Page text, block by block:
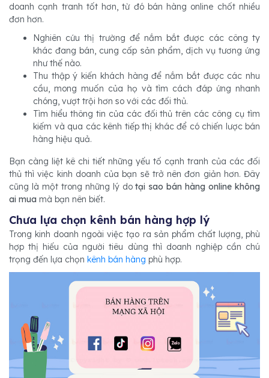
doanh cạnh tranh tốt hơn, từ đó bán hàng online chốt nhiều
đơn hơn.
Nghiên cứu thị trường để nắm bắt được các công ty
khác đang bán, cung cấp sản phẩm, dịch vụ tương ứng
như thế nào.
Thu thập ý kiến khách hàng để nắm bắt được các nhu
cầu, mong muốn của họ và tìm cách đáp ứng nhanh
chóng, vượt trội hơn so với các đối thủ.
Tìm hiểu thông tin của các đối thủ trên các công cụ tìm
kiếm và qua các kênh tiếp thị khác để có chiến lược bán
hàng hiệu quả.
Bạn càng liệt kê chi tiết những yếu tố cạnh tranh của các đối
thủ thì việc kinh doanh của bạn sẽ trở nên đơn giản hơn. Đây
cũng là một trong những lý dotại sao bán hàng online không
ai mua mà bạn nên biết.
Chưa lựa chọn kênh bán hàng hợp lý
Trong kinh doanh ngoài việc tạo ra sản phẩm chất lượng, phù
hợp thị hiếu của người tiêu dùng thì doanh nghiệp cần chú
trọng đến lựa chọn kênh bán hàng phù hợp.